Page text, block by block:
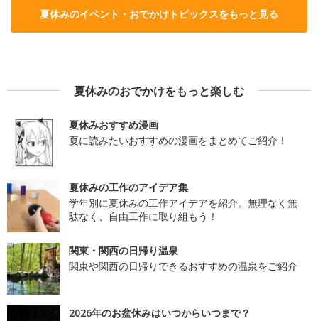
夏休みのイベント・おでかけトピックスをもっと見る
夏休みのおでかけをもっと楽しむ
夏休みおすすめ漫画
夏に読みたいおすすめの漫画をまとめてご紹介！
夏休みの工作のアイデア集
学年別に夏休みの工作アイデアを紹介。無理なく無
駄なく、自由工作に取り組もう！
関東・関西の日帰り温泉
関東や関西の日帰りできるおすすめの温泉をご紹介
2026年のお盆休みはいつからいつまで？